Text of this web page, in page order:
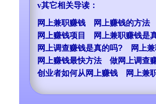
v其它相关导读：
网上兼职赚钱 网上赚钱的方法
网上赚钱项目
网上兼职赚钱是
网上调查赚钱是真的吗?
网上
网上赚钱最快方法
做网上调查
创业者如何从网上赚钱
网上兼